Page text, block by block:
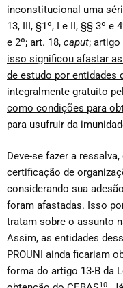
inconstitucional uma
13, III, §1º, I e II, §§ 3º e
e 2º; art. 18, caput; artigo
isso significou afastar
de estudo por entidades
integralmente gratuito
como condições para
para usufruir da
Deve-se fazer a
certificação de
considerando sua
foram afastadas. Isso
tratam sobre o assunto
Assim, as entidades
PROUNI ainda ficariam
forma do artigo 13-B da
10